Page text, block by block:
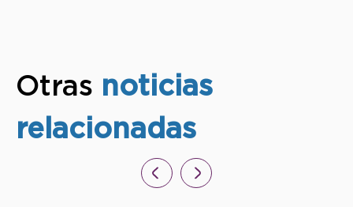
Otras noticias
relacionadas